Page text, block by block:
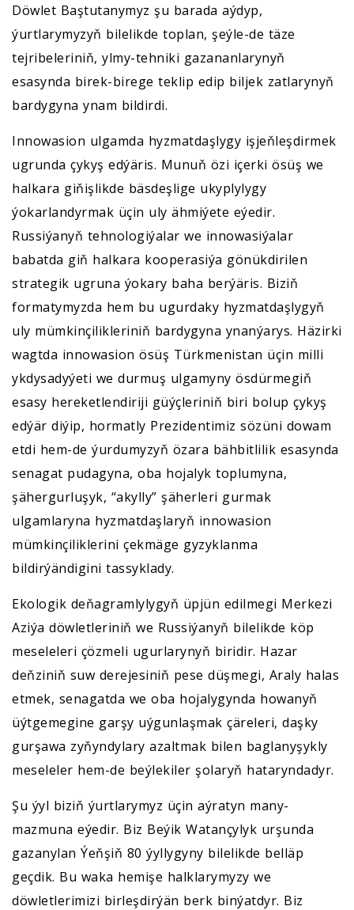
Döwlet Baştutanymyz şu barada aýdyp,
ýurtlarymyzyň bilelikde toplan, şeýle-de täze
tejribeleriniň, ylmy-tehniki gazananlarynyň
esasynda birek-birege teklip edip biljek zatlarynyň
bardygyna ynam bildirdi.
Innowasion ulgamda hyzmatdaşlygy işjeňleşdirmek
ugrunda çykyş edýäris. Munuň özi içerki ösüş we
halkara giňişlikde bäsdeşlige ukyplylygy
ýokarlandyrmak üçin uly ähmiýete eýedir.
Russiýanyň tehnologiýalar we innowasiýalar
babatda giň halkara kooperasiýa gönükdirilen
strategik ugruna ýokary baha berýäris. Biziň
formatymyzda hem bu ugurdaky hyzmatdaşlygyň
uly mümkinçilikleriniň bardygyna ynanýarys. Häzirki
wagtda innowasion ösüş Türkmenistan üçin milli
ykdysadyýeti we durmuş ulgamyny ösdürmegiň
esasy hereketlendiriji güýçleriniň biri bolup çykyş
edýär diýip, hormatly Prezidentimiz sözüni dowam
etdi hem-de ýurdumyzyň özara bähbitlilik esasynda
senagat pudagyna, oba hojalyk toplumyna,
şähergurluşyk, “akylly” şäherleri gurmak
ulgamlaryna hyzmatdaşlaryň innowasion
mümkinçiliklerini çekmäge gyzyklanma
bildirýändigini tassyklady.
Ekologik deňagramlylygyň üpjün edilmegi Merkezi
Aziýa döwletleriniň we Russiýanyň bilelikde köp
meseleleri çözmeli ugurlarynyň biridir. Hazar
deňziniň suw derejesiniň pese düşmegi, Araly halas
etmek, senagatda we oba hojalygynda howanyň
üýtgemegine garşy uýgunlaşmak çäreleri, daşky
gurşawa zyňyndylary azaltmak bilen baglanyşykly
meseleler hem-de beýlekiler şolaryň hataryndadyr.
Şu ýyl biziň ýurtlarymyz üçin aýratyn many-
mazmuna eýedir. Biz Beýik Watançylyk urşunda
gazanylan Ýeňşiň 80 ýyllygyny bilelikde belläp
geçdik. Bu waka hemişe halklarymyzy we
döwletlerimizi birleşdirýän berk binýatdyr. Biz